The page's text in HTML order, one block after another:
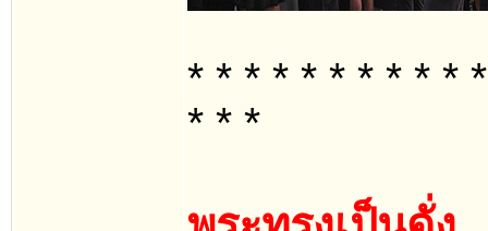
* * * * * * * * * *
* * *